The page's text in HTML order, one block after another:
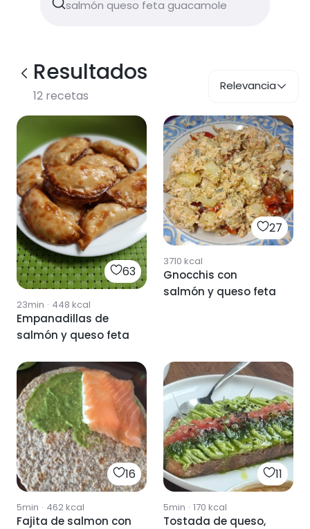
Resultados
12 recetas
Relevancia
63
23min · 448 kcal
Empanadillas de
salmón y queso feta
27
3710 kcal
Gnocchis con
salmón y queso feta
16
5min · 462kcal
Fajita de salmon con
11
5min · 170 kcal
Tostada de queso,